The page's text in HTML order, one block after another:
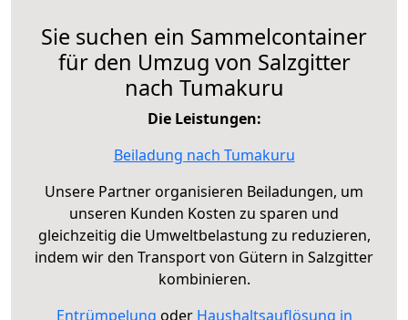
Sie suchen ein Sammelcontainer
für den Umzug von Salzgitter
nach Tumakuru
Die Leistungen:
Beiladung nach Tumakuru
Unsere Partner organisieren Beiladungen, um
unseren Kunden Kosten zu sparen und
gleichzeitig die Umweltbelastung zu reduzieren,
indem wir den Transport von Gütern in Salzgitter
kombinieren.
Entrümpelung oder Haushaltsauflösung in